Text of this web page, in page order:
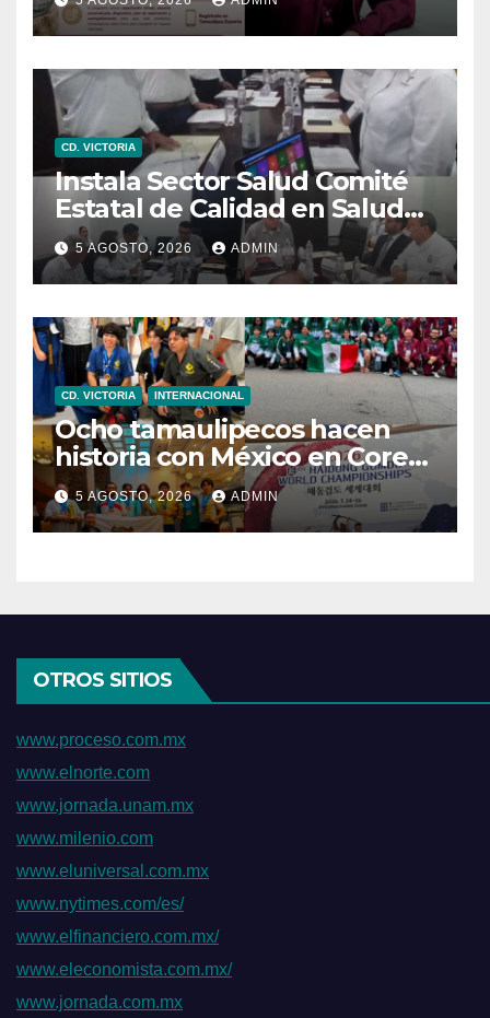
Tamaulipas para Texas,
exportar también es para ti”
CD. VICTORIA
Instala Sector Salud Comité
Estatal de Calidad en Salud
para garantizar un trato
digno y humanitario a los
pacientes
5 AGOSTO, 2026 ADMIN
CD. VICTORIA INTERNACIONAL
Ocho tamaulipecos hacen
historia con México en Corea
del Sur; conquistan el primer
título mundial de Haidong
Gumdo
5 AGOSTO, 2026 ADMIN
OTROS SITIOS
www.proceso.com.mx
www.elnorte.com
www.jornada.unam.mx
www.milenio.com
www.eluniversal.com.mx
www.nytimes.com/es/
www.elfinanciero.com.mx/
www.eleconomista.com.mx/
www.jornada.com.mx